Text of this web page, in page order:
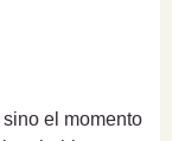
el momento